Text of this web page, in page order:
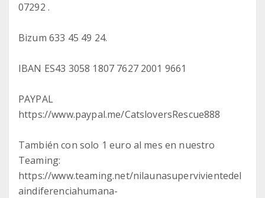
07292 .
Bizum 633 45 49 24.
IBAN ES43 3058 1807 7627 2001 9661
PAYPAL
https://www.paypal.me/CatsloversRescue888
También con solo 1 euro al mes en nuestro
Teaming:
https://www.teaming.net/nilaunasupervivientedel
aindiferenciahumana-